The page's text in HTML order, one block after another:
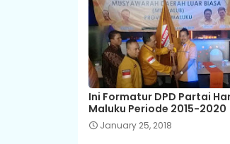
Ini Formatur DPD Partai
Maluku Periode 2015-2020
January 25, 2018